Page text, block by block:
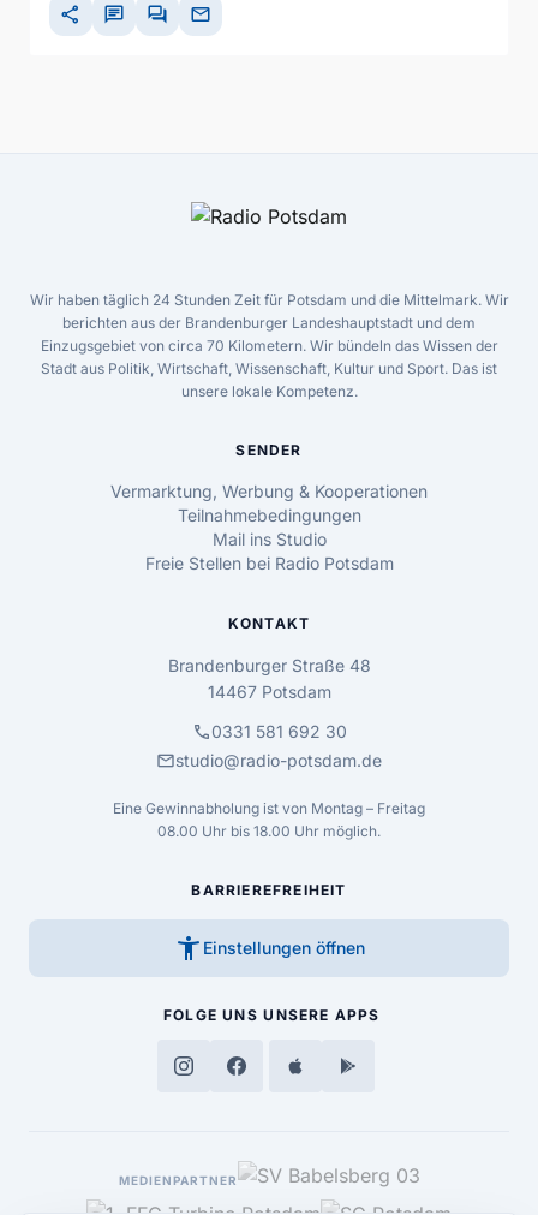
share chat forum mail
Wir haben täglich 24 Stunden Zeit für Potsdam und die Mittelmark. Wir
berichten aus der Brandenburger Landeshauptstadt und dem
Einzugsgebiet von circa 70 Kilometern. Wir bündeln das Wissen der
Stadt aus Politik, Wirtschaft, Wissenschaft, Kultur und Sport. Das ist
unsere lokale Kompetenz.
SENDER
Vermarktung, Werbung & Kooperationen
Teilnahmebedingungen
Mail ins Studio
Freie Stellen bei Radio Potsdam
KONTAKT
Brandenburger Straße 48
14467 Potsdam
call0331 581 692 30
mailstudio@radio-potsdam.de
Eine Gewinnabholung ist von Montag – Freitag
08.00 Uhr bis 18.00 Uhr möglich.
BARRIEREFREIHEIT
accessibility_new Einstellungen öffnen
FOLGE UNS UNSERE APPS
MEDIENPARTNER